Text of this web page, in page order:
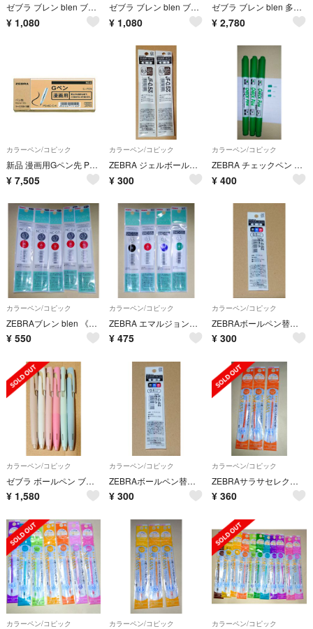
ゼブラ ブレン blen ブレン4＋S（0.7）黒
¥ 1,080
ゼブラ ブレン blen ブレン4＋S（0.7）ブルーグレー
¥ 1,080
ゼブラ ブレン blen 多色多機能 ブレン4＋S（0.7）黒・ブルーグレー・白
¥ 2,780
カラーペン/コピック
新品 漫画用Gペン先 PG-6C-CK 100本入 プロ仕様 耐久性向上
¥ 7,505
カラーペン/コピック
ZEBRA ジェルボールペン替芯 JF-0.5 ブラウングレー 2本
¥ 300
カラーペン/コピック
ZEBRA チェックペン 緑 3本
¥ 400
カラーペン/コピック
ZEBRAブレン blen 《単色用》替芯NC-0.7赤5本
¥ 550
カラーペン/コピック
ZEBRA エマルジョンボールペン blen ブレン 多色用替芯（0.5）4色
¥ 475
カラーペン/コピック
ZEBRAボールペン替芯JK-0.5 サラサ3用 黒赤青各1本入りパック
¥ 300
カラーペン/コピック
ゼブラ ボールペン ブレン blen 限定カラー軸 6本セット インクは黒
¥ 1,580
カラーペン/コピック
ZEBRAボールペン替芯JK-0.4 サラサ3・多色用
¥ 300
カラーペン/コピック
ZEBRAサラサセレクト（プレフィール）替芯 NJK-03 レッドオレンジ3本
¥ 360
カラーペン/コピック カラーペン/コピック カラーペン/コピック